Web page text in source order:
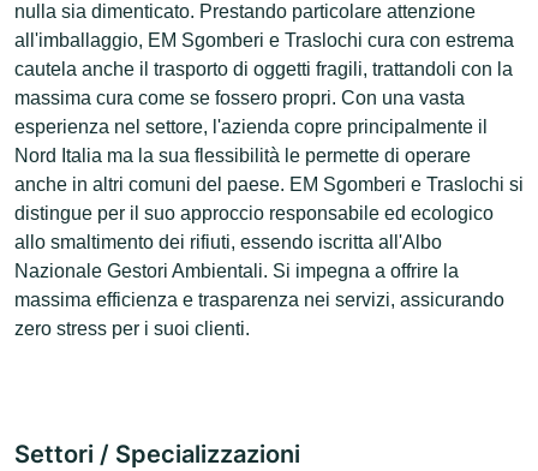
nulla sia dimenticato. Prestando particolare attenzione
all'imballaggio, EM Sgomberi e Traslochi cura con estrema
cautela anche il trasporto di oggetti fragili, trattandoli con la
massima cura come se fossero propri. Con una vasta
esperienza nel settore, l'azienda copre principalmente il
Nord Italia ma la sua flessibilità le permette di operare
anche in altri comuni del paese. EM Sgomberi e Traslochi si
distingue per il suo approccio responsabile ed ecologico
allo smaltimento dei rifiuti, essendo iscritta all'Albo
Nazionale Gestori Ambientali. Si impegna a offrire la
massima efficienza e trasparenza nei servizi, assicurando
zero stress per i suoi clienti.
Settori / Specializzazioni